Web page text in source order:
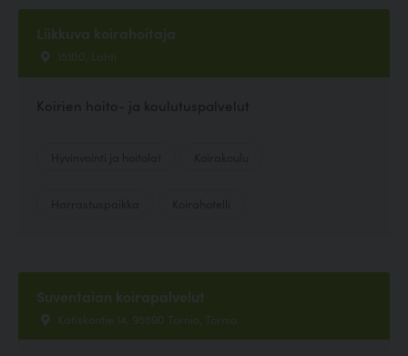
Liikkuva koirahoitaja
15100, Lahti
Koirien hoito- ja koulutuspalvelut
Suventaian koirapalvelut
Katiskontie 14, 95590 Tornio, Tornio